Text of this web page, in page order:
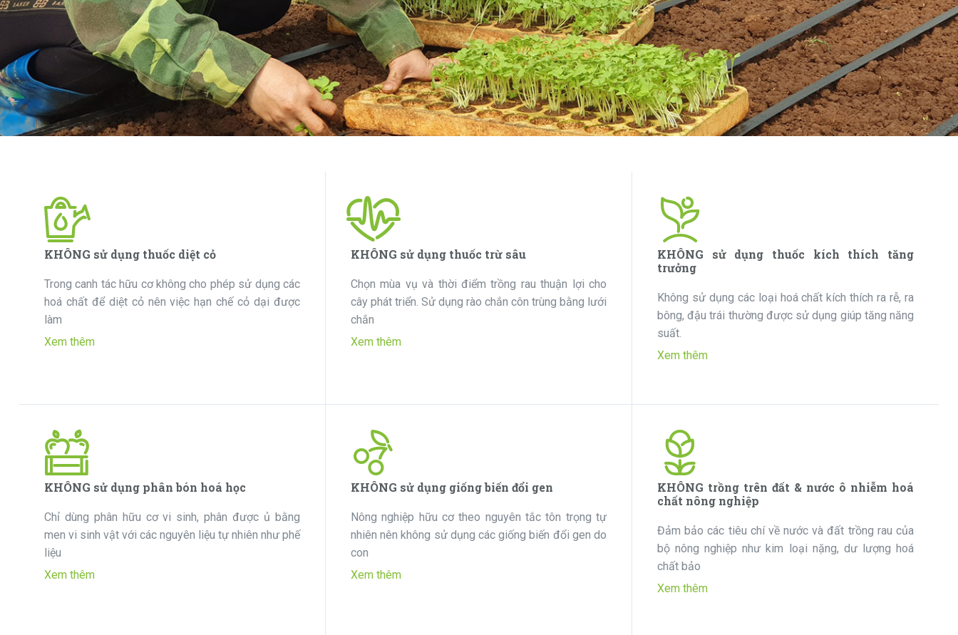
KHÔNG sử dụng thuốc diệt cỏ
Trong canh tác hữu cơ không cho phép sử dụng các
hoá chất để diệt cỏ nên việc hạn chế cỏ dại được
làm
Xem thêm
KHÔNG sử dụng thuốc trừ sâu
Chọn mùa vụ và thời điểm trồng rau thuận lợi cho
cây phát triển. Sử dụng rào chắn côn trùng bằng lưới
chắn
Xem thêm
KHÔNG sử dụng thuốc kích thích tăng
trưởng
Không sử dụng các loại hoá chất kích thích ra rễ, ra
bông, đậu trái thường được sử dụng giúp tăng năng
suất.
Xem thêm
KHÔNG sử dụng phân bón hoá học
Chỉ dùng phân hữu cơ vi sinh, phân được ủ bằng
men vi sinh vật với các nguyên liệu tự nhiên như phế
liệu
Xem thêm
KHÔNG sử dụng giống biến đổi gen
Nông nghiệp hữu cơ theo nguyên tắc tôn trọng tự
nhiên nên không sử dụng các giống biến đổi gen do
con
Xem thêm
KHÔNG trồng trên đất & nước ô nhiễm hoá
chất nông nghiệp
Đảm bảo các tiêu chí về nước và đất trồng rau của
bộ nông nghiệp như kim loại nặng, dư lượng hoá
chất bảo
Xem thêm